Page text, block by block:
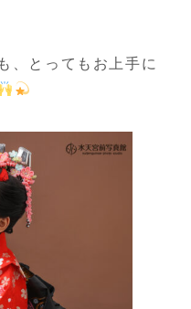
、とってもお上手に